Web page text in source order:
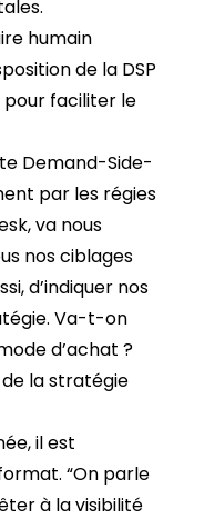
humain
de la DSP
pour faciliter le
Demand-Side-
par les régies
va nous
nos ciblages
d’indiquer nos
Va-t-on
d’achat ?
la stratégie
il est
“On parle
à la visibilité